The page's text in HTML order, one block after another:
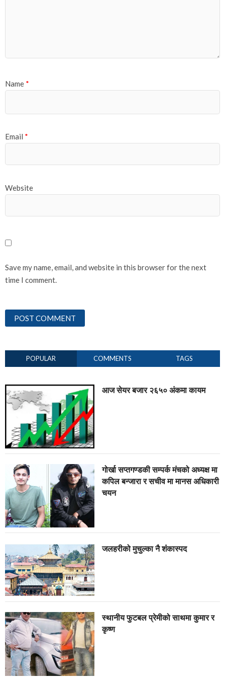
Name *
Email *
Website
Save my name, email, and website in this browser for the next
time I comment.
POPULAR COMMENTS TAGS
आज सेयर बजार २६५० अंकमा कायम
गोर्खा सप्तगण्डकी सम्पर्क मंचको अध्यक्ष मा
कपिल बन्जारा र सचीव मा मानस अधिकारी
चयन
जलहरीको मुचुल्का नै शंंकास्पद
स्थानीय फुटबल प्रेमीको साथमा कुमार र
कृष्ण